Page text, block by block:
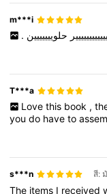
m***i
. حلوييييييين
T***a
Love this book ,
youdo haveto
s***n
The items I received